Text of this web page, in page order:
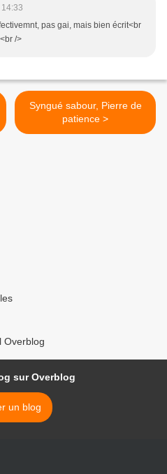
pas gai, mais bien écrit<br
/>
Syngué sabour, Pierre de
patience >
Overblog
sur Overblog
un blog